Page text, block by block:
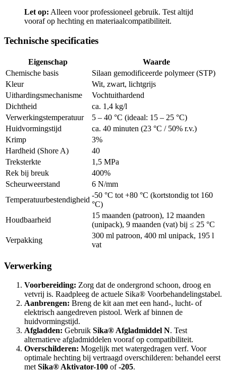
Let op: Alleen voor professioneel gebruik. Test altijd
vooraf op hechting en materiaalcompatibiliteit.
Technische specificaties
Eigenschap
Waarde
Chemische basis
Silaan gemodificeerde polymeer (STP)
Kleur
Wit, zwart, lichtgrijs
Uithardingsmechanisme
Vochtuithardend
Dichtheid
ca. 1,4 kg/l
Verwerkingstemperatuur
5 – 40 °C (ideaal: 15 – 25 °C)
Huidvormingstijd
ca. 40 minuten (23 °C / 50% r.v.)
Krimp
3%
Hardheid (Shore A)
40
Treksterkte
1,5 MPa
Rek bij breuk
400%
Scheurweerstand
6 N/mm
Temperatuurbestendigheid
-50 °C tot +80 °C (kortstondig tot 160
°C)
Houdbaarheid
15 maanden (patroon), 12 maanden
(unipack), 9 maanden (vat) bij ≤ 25 °C
Verpakking
300 ml patroon, 400 ml unipack, 195 l
vat
Verwerking
Voorbereiding: Zorg dat de ondergrond schoon, droog en
vetvrij is. Raadpleeg de actuele Sika® Voorbehandelingstabel.
Aanbrengen: Breng de kit aan met een hand-, lucht- of
elektrisch aangedreven pistool. Werk af binnen de
huidvormingstijd.
Afgladden: Gebruik Sika® Afgladmiddel N. Test
alternatieve afgladmiddelen vooraf op compatibiliteit.
Overschilderen: Mogelijk met watergedragen verf. Voor
optimale hechting bij vertraagd overschilderen: behandel eerst
met Sika® Aktivator-100 of-205.